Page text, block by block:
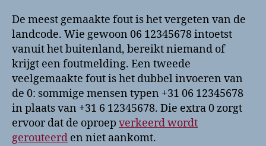
De meest gemaakte fout is het vergeten van de
landcode. Wie gewoon 06 12345678 intoetst
vanuit het buitenland, bereikt niemand of
krijgt een foutmelding. Een tweede
veelgemaakte fout is het dubbel invoeren van
de 0: sommige mensen typen +31 06 12345678
in plaats van +31 6 12345678. Die extra 0 zorgt
ervoor dat de oproep verkeerd wordt
gerouteerd en niet aankomt.